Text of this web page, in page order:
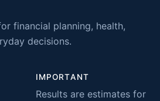
financial planning, health,
decisions.
IMPORTANT
Results are estimates for